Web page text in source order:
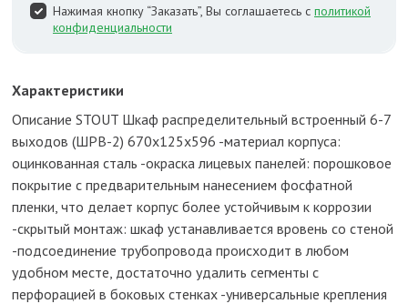
Нажимая кнопку “Заказать”, Вы соглашаетесь с политикой
конфиденциальности
Характеристики
Описание STOUT Шкаф распределительный встроенный 6-7
выходов (ШРВ-2) 670х125х596 -материал корпуса:
оцинкованная сталь -окраска лицевых панелей: порошковое
покрытие с предварительным нанесением фосфатной
пленки, что делает корпус более устойчивым к коррозии
-скрытый монтаж: шкаф устанавливается вровень со стеной
-подсоединение трубопровода происходит в любом
удобном месте, достаточно удалить сегменты с
перфорацией в боковых стенках -универсальные крепления